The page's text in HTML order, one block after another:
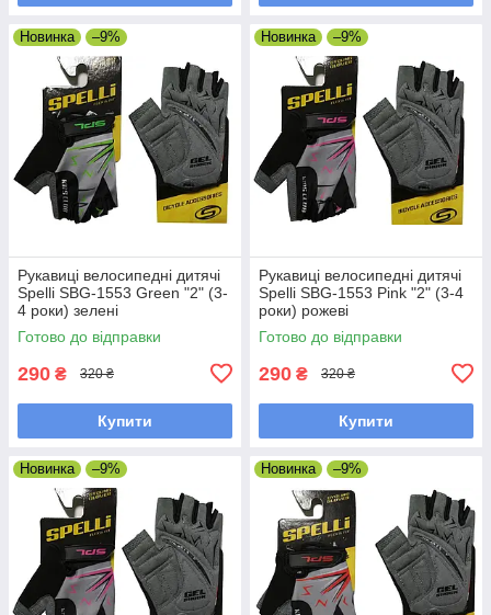
Новинка –9%
Рукавиці велосипедні дитячі
Spelli SBG-1553 Green "2" (3-
4 роки) зелені
Готово до відправки
290 ₴ 320 ₴
Купити
Новинка –9%
Рукавиці велосипедні дитячі
Spelli SBG-1553 Pink "2" (3-4
роки) рожеві
Готово до відправки
290 ₴ 320 ₴
Купити
Новинка –9% Новинка –9%